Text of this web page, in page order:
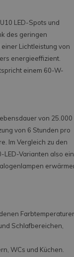
LED-Spots und
des geringen
Lichtleistung von
energieeffizient.
einem 60-W-
von
von 6 Stunden pro
Im Vergleich zu den
LED-Varianten also
Schlafbereichen,
WCs und Küchen.